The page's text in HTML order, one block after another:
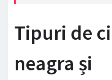
Tipuri de
neagra și